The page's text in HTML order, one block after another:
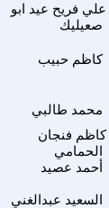
علي فريح عيد ابو
صعيليك
كاظم حبيب
محمد طالبي
كاظم فنجان
الحمامي
أحمد عصيد
السعيد عبدالغني